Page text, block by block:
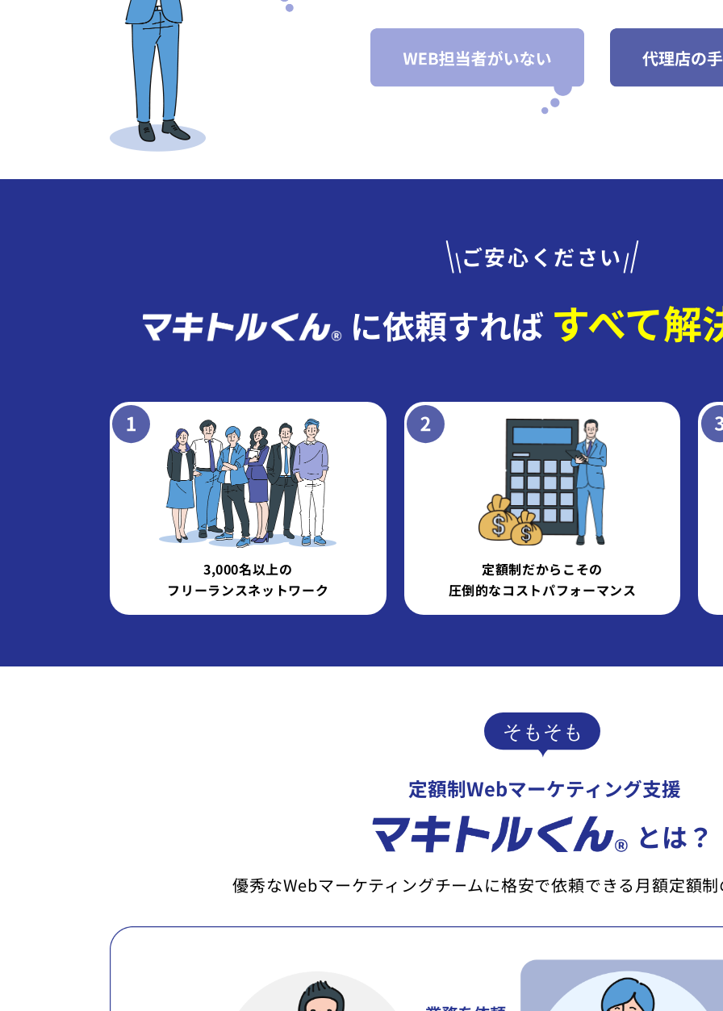
ご安心ください
に依頼すれば すべて解
3,000名以上の
フリーランスネットワーク
定額制だからこその
圧倒的なコストパフォーマンス
定額制Webマーケティング支援
とは？
優秀なWebマーケティングチームに格安で依頼できる月額定額